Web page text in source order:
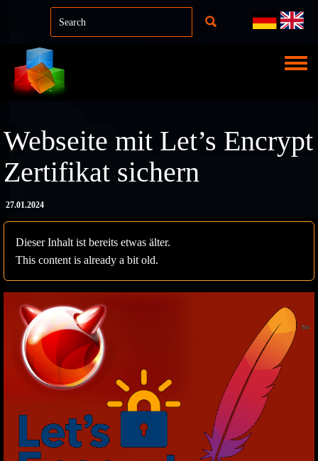
Direkt zum Inhalt
Toggle
Webseite mit Let’s Encrypt
Zertifikat sichern
27.01.2024
Dieser Inhalt ist bereits etwas älter.
This content is already a bit old.